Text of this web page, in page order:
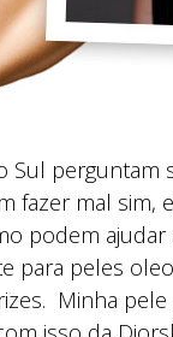
Sul perguntam
fazer mal
podem ajudar
para peles
Minha